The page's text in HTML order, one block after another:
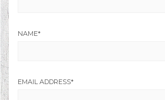
NAME*
EMAIL ADDRESS*